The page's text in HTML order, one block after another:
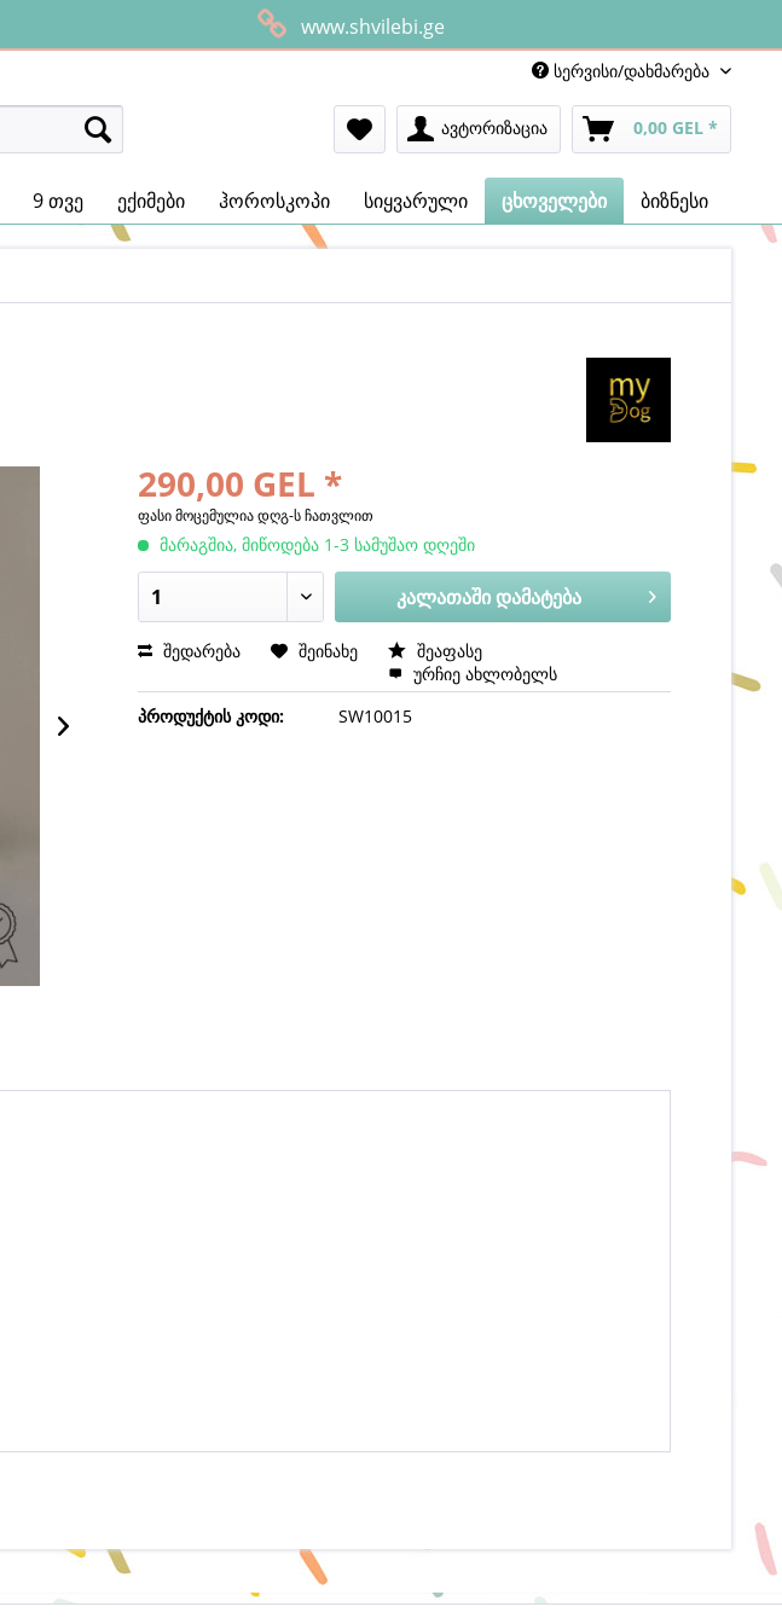
www.shvilebi.ge
სერვისი/დახმარება
ავტორიზაცია 0,00 GEL *
9 თვე ექიმები ჰოროსკოპი სიყვარული ცხოველები ბიზნესი
290,00 GEL *
ფასი მოცემულია დღგ-ს ჩათვლით
მარაგშია, მიწოდება 1-3 სამუშაო დღეში
კალათაში დამატება
Hinzugefügt
შედარება შეინახე
შეაფასე
ურჩიე ახლობელს
პროდუქტის კოდი:
SW10015